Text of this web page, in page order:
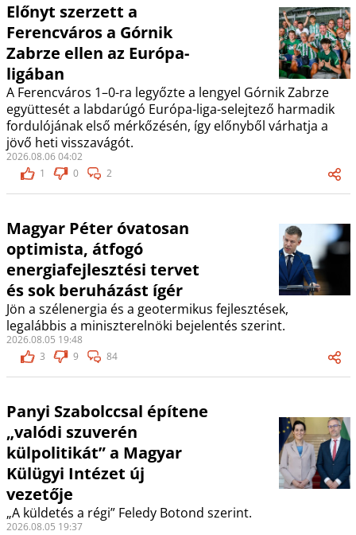
Előnyt szerzett a
Ferencváros a Górnik
Zabrze ellen az Európa-
ligában
A Ferencváros 1–0-ra legyőzte a lengyel Górnik Zabrze
együttesét a labdarúgó Európa-liga-selejtező harmadik
fordulójának első mérkőzésén, így előnyből várhatja a
jövő heti visszavágót.
2026.08.06 04:02
1
0 2
Magyar Péter óvatosan
optimista, átfogó
energiafejlesztési tervet
és sok beruházást ígér
Jön a szélenergia és a geotermikus fejlesztések,
legalábbis a miniszterelnöki bejelentés szerint.
2026.08.05 19:48
3
9 84
Panyi Szabolccsal építene
„valódi szuverén
külpolitikát” a Magyar
Külügyi Intézet új
vezetője
„A küldetés a régi” Feledy Botond szerint.
2026.08.05 19:37